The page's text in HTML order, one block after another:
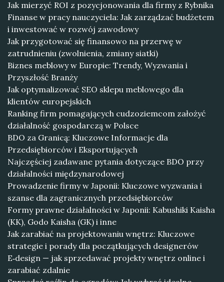
Jak mierzyć ROI z pozycjonowania dla firmy z Rybnika
Finanse w pracy nauczyciela: Jak zarządzać budżetem
i inwestować w rozwój zawodowy
Jak przygotować się finansowo na przerwę w
zatrudnieniu (zwolnienia, zmiany siatki)
Biznes meblowy w Europie: Trendy, Wyzwania i
Przyszłość Branży
Jak optymalizować SEO sklepu meblowego dla
klientów europejskich
Ranking firm pomagających cudzoziemcom założyć
działalność gospodarczą w Polsce
BDO za Granicą: Kluczowe Informacje dla
Przedsiębiorców i Eksportujących
Najczęściej zadawane pytania dotyczące BDO przy
działalności międzynarodowej
Prowadzenie firmy w Japonii: Kluczowe wyzwania i
szanse dla zagranicznych przedsiębiorców
Formy prawne działalności w Japonii: Kabushiki Kaisha
(KK), Godo Kaisha (GK) i inne
Jak zarabiać na projektowaniu wnętrz: Kluczowe
strategie i porady dla początkujących designerów
E‑design — jak sprzedawać projekty wnętrz online i
zarabiać zdalnie